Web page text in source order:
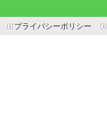
プライバシーポリシー